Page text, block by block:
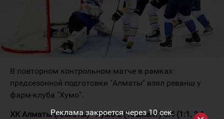
Реклама закроется через10сек.
В повторном контрольном матче в рамках
предсезонной подготовки "Алматы" взял реванш у
фарм-клуба "Хумо".
ХК Алматы (Алматы) - Хумо-2 (Ташкент) 6:4 (1:1, 3:1,